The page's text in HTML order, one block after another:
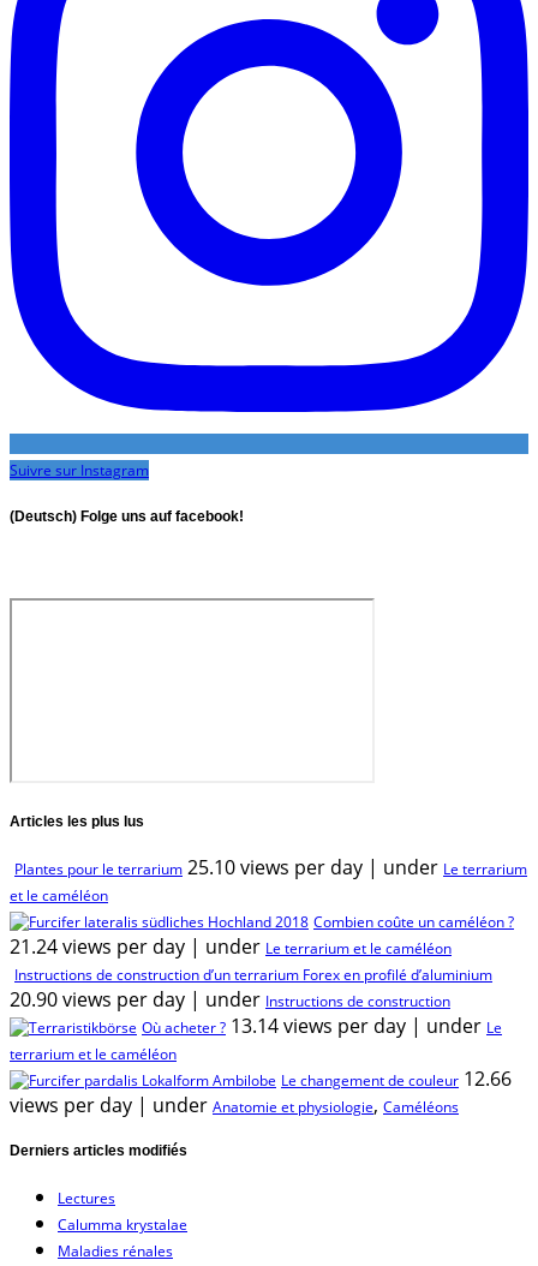
Suivre sur Instagram
(Deutsch) Folge uns auf facebook!
Articles les plus lus
Plantes pour le terrarium 25.10 views per day | under Le terrarium
et le caméléon
Combien coûte un caméléon ?
21.24 views per day | under Le terrarium et le caméléon
Instructions de construction d’un terrarium Forex en profilé d’aluminium
20.90 views per day | under Instructions de construction
Où acheter ? 13.14 views per day | under Le
terrarium et le caméléon
Le changement de couleur 12.66
views per day | under Anatomie et physiologie, Caméléons
Derniers articles modifiés
Lectures
Calumma krystalae
Maladies rénales